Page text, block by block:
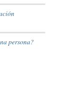
persona?